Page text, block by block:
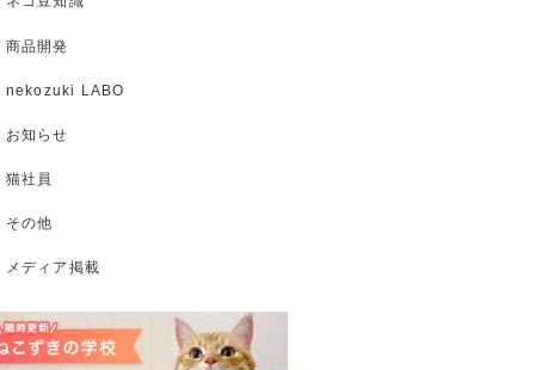
商品開発
nekozuki LABO
お知らせ
猫社員
その他
メディア掲載